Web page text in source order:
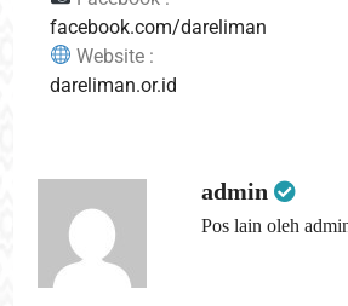
facebook.com/dareliman
Website :
dareliman.or.id
admin
Pos lain oleh